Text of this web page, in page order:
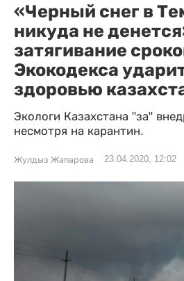
«Черный снег в
никуда не
затягивание
Экокодекса
здоровью
Экологи Казахстана "за"
несмотря на карантин.
Жулдыз Жапарова 23.04.2020, 12:02